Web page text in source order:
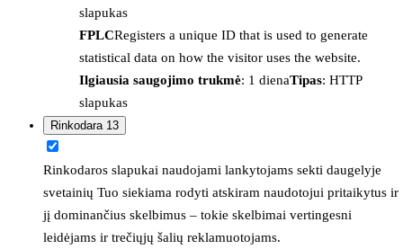
slapukas
FPLCRegisters a unique ID that is used to generate
statistical data on how the visitor uses the website.
Ilgiausia saugojimo trukmė: 1 dienaTipas: HTTP
slapukas
Rinkodara 13
Rinkodaros slapukai naudojami lankytojams sekti daugelyje
svetainių Tuo siekiama rodyti atskiram naudotojui pritaikytus ir
jį dominančius skelbimus – tokie skelbimai vertingesni
leidėjams ir trečiųjų šalių reklamuotojams.